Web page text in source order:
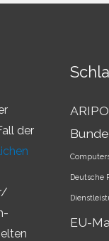
der
ARIPO
Deutsche
EU-